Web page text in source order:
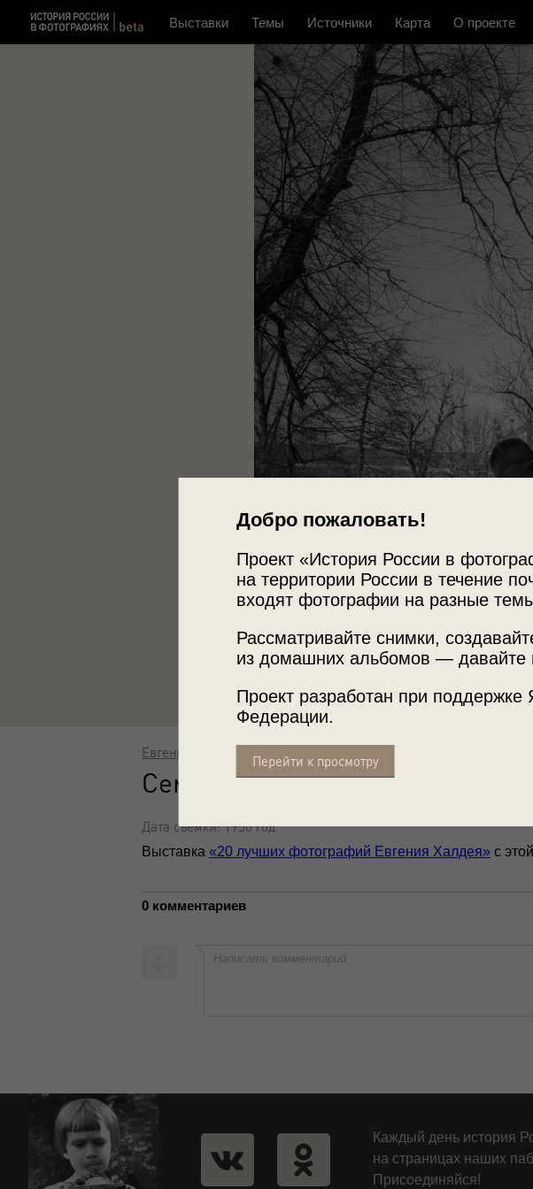
Добро пожаловать!
Проект «История России в
на территории России в течение
входят фотографии на разные
Рассматривайте снимки,
из домашних альбомов — давайте
Проект разработан при поддержке
Федерации.
Перейти к просмотру
Выставки Темы Источники Карта О проекте
Евгений Халдей
Семья на прогулке
Дата съемки: 1950 год
Выставка «20 лучших фотографий Евгения Халдея» с
0 комментариев
Написать комментарий
Каждый день история
на страницах наших
Присоединяйся!